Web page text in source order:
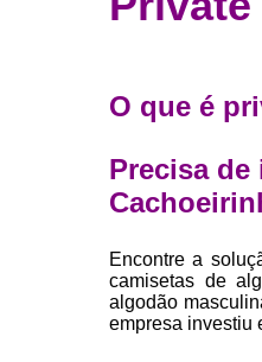
O que é
Precisa
Encontre a
camisetas de
algodão
empresa investiu